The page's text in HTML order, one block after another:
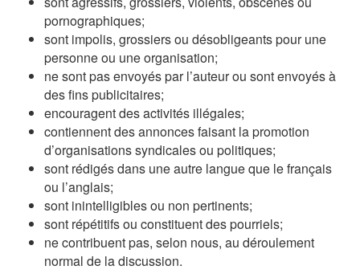
pornographiques;
sont impolis, grossiers ou désobligeants pour une
personne ou une organisation;
ne sont pas envoyés par l’auteur ou sont envoyés à
des fins publicitaires;
encouragent des activités illégales;
contiennent des annonces faisant la promotion
d’organisations syndicales ou politiques;
sont rédigés dans une autre langue que le français
ou l’anglais;
sont inintelligibles ou non pertinents;
sont répétitifs ou constituent des pourriels;
ne contribuent pas, selon nous, au déroulement
normal de la discussion.